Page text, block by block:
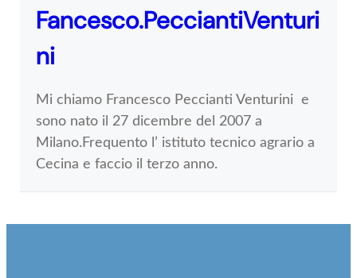
Fancesco.PecciantiVenturi
ni
Mi chiamo Francesco Peccianti Venturini e
sono nato il 27 dicembre del 2007 a
Milano.Frequento l’ istituto tecnico agrario a
Cecina e faccio il terzo anno.